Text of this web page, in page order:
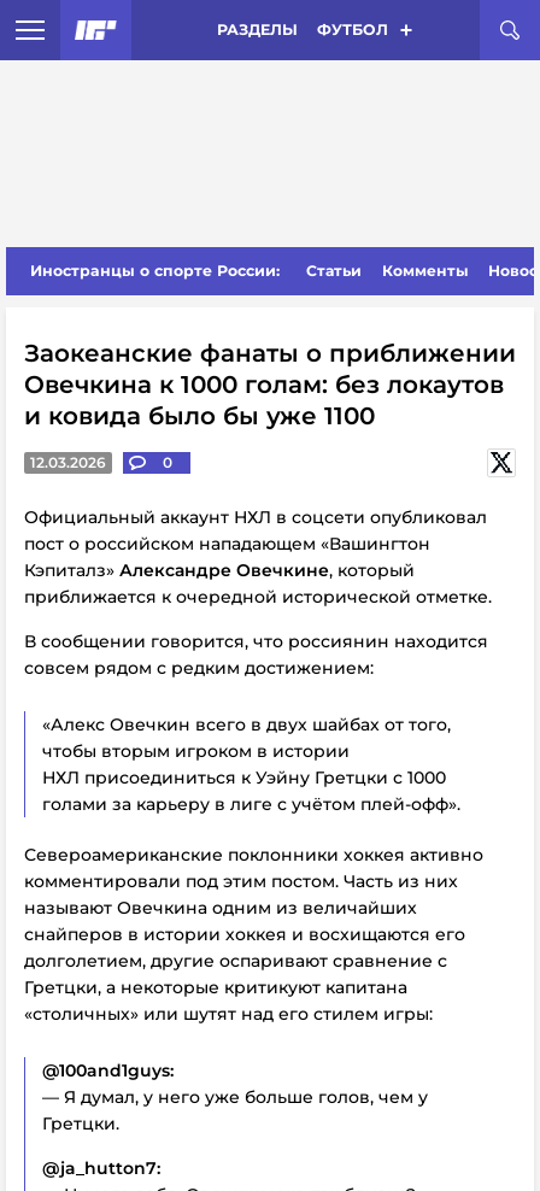
РАЗДЕЛЫ ФУТБОЛ
Иностранцы о спорте России: Статьи Комменты
Заокеанские фанаты о приближении
Овечкина к 1000 голам: без локаутов
и ковида было бы уже 1100
12.03.2026 0
Официальный аккаунт НХЛ в соцсети опубликовал
пост о российском нападающем «Вашингтон
Кэпиталз» Александре Овечкине, который
приближается к очередной исторической отметке.
В сообщении говорится, что россиянин находится
совсем рядом с редким достижением:
«Алекс Овечкин всего в двух шайбах от того,
чтобы вторым игроком в истории
НХЛ присоединиться к Уэйну Гретцки с 1000
голами за карьеру в лиге с учётом плей-офф».
Североамериканские поклонники хоккея активно
комментировали под этим постом. Часть из них
называют Овечкина одним из величайших
снайперов в истории хоккея и восхищаются его
долголетием, другие оспаривают сравнение с
Гретцки, а некоторые критикуют капитана
«столичных» или шутят над его стилем игры:
@100and1guys:
— Я думал, у него уже больше голов, чем у
Гретцки.
@ja_hutton7: